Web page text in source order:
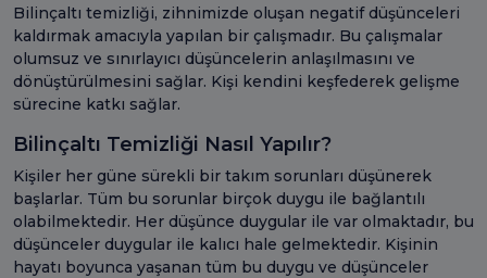
Bilinçaltı temizliği, zihnimizde oluşan negatif düşünceleri
kaldırmak amacıyla yapılan bir çalışmadır. Bu çalışmalar
olumsuz ve sınırlayıcı düşüncelerin anlaşılmasını ve
dönüştürülmesini sağlar. Kişi kendini keşfederek gelişme
sürecine katkı sağlar.
Bilinçaltı Temizliği Nasıl Yapılır?
Kişiler her güne sürekli bir takım sorunları düşünerek
başlarlar. Tüm bu sorunlar birçok duygu ile bağlantılı
olabilmektedir. Her düşünce duygular ile var olmaktadır, bu
düşünceler duygular ile kalıcı hale gelmektedir. Kişinin
hayatı boyunca yaşanan tüm bu duygu ve düşünceler